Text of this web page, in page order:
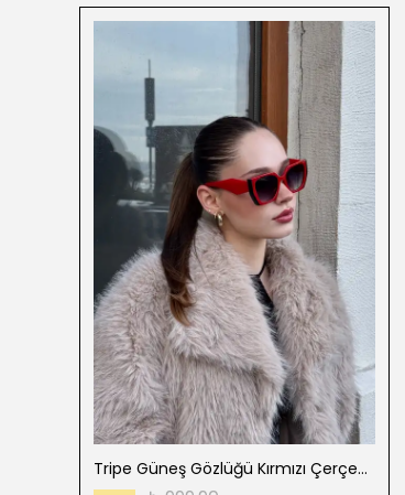
Tripe Güneş Gözlüğü Kırmızı Çerçeve Degradeli Siyah Cam